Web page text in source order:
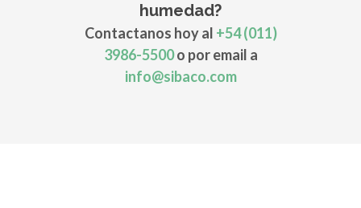
humedad?
Contactanos hoy al +54 (011)
3986-5500o por email a
info@sibaco.com